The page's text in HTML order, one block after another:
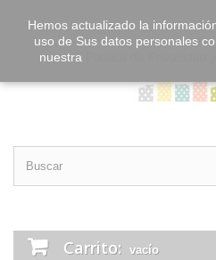
Carrito: vacío
Hemos actualizado la
uso de Sus datos personales
nuestra